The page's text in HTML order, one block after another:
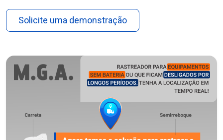
Solicite uma demonstração